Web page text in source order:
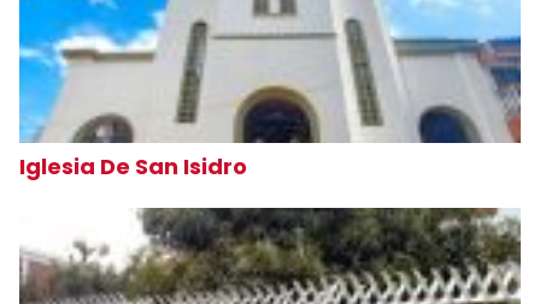
Iglesia De San Isidro